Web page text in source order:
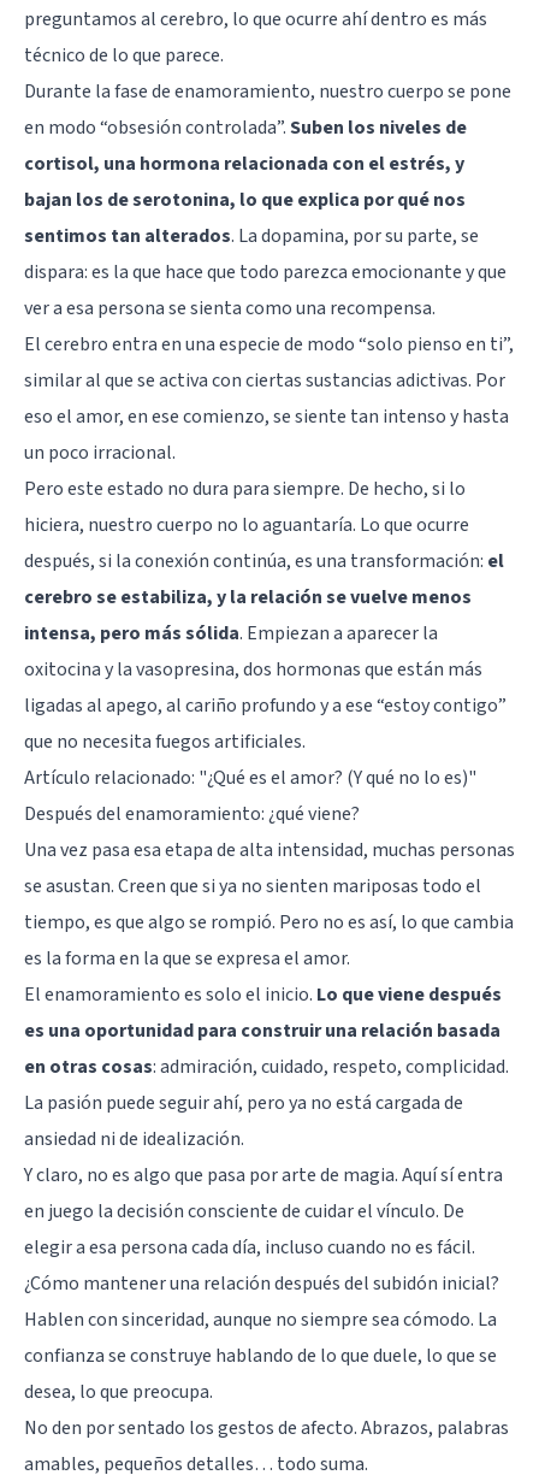
preguntamos al cerebro, lo que ocurre ahí dentro es más
técnico de lo que parece.
Durante la fase de enamoramiento, nuestro cuerpo se pone
en modo “obsesión controlada”.Suben los niveles de
cortisol, una hormona relacionada con el estrés, y
bajan los deserotonina, lo que explica por qué nos
sentimos tan alterados. Ladopamina, por su parte, se
dispara: es la que hace que todo parezca emocionante y que
ver a esa persona se sienta como una recompensa.
El cerebro entra en una especie de modo “solo pienso en ti”,
similar al que se activa con ciertas sustancias adictivas. Por
eso el amor, en ese comienzo, se siente tan intenso y hasta
un poco irracional.
Pero este estado no dura para siempre. De hecho, si lo
hiciera, nuestro cuerpo no lo aguantaría. Lo que ocurre
después, si la conexión continúa, es una transformación: el
cerebro se estabiliza, y la relación se vuelve menos
intensa, pero más sólida. Empiezan a aparecer la
oxitocina y la vasopresina, dos hormonas que están más
ligadas al apego, al cariño profundo y a ese “estoy contigo”
que no necesita fuegos artificiales.
Artículo relacionado: "¿Qué es el amor? (Y qué no lo es)"
Después del enamoramiento: ¿qué viene?
Una vez pasa esa etapa de alta intensidad, muchas personas
se asustan. Creen que si ya no sienten mariposas todo el
tiempo, es que algo se rompió. Pero no es así, lo que cambia
es la forma en la que se expresa el amor.
El enamoramiento es solo el inicio. Lo que viene después
es una oportunidad para construir una relación basada
en otras cosas: admiración, cuidado, respeto, complicidad.
La pasión puede seguir ahí, pero ya no está cargada de
ansiedad ni de idealización.
Y claro, no es algo que pasa por arte de magia. Aquí sí entra
en juego la decisión consciente de cuidar el vínculo. De
elegir a esa persona cada día, incluso cuando no es fácil.
¿Cómo mantener una relación después del subidón inicial?
Hablen con sinceridad, aunque no siempre sea cómodo. La
confianza se construye hablando de lo que duele, lo que se
desea, lo que preocupa.
No den por sentado los gestos de afecto. Abrazos, palabras
amables, pequeños detalles… todo suma.